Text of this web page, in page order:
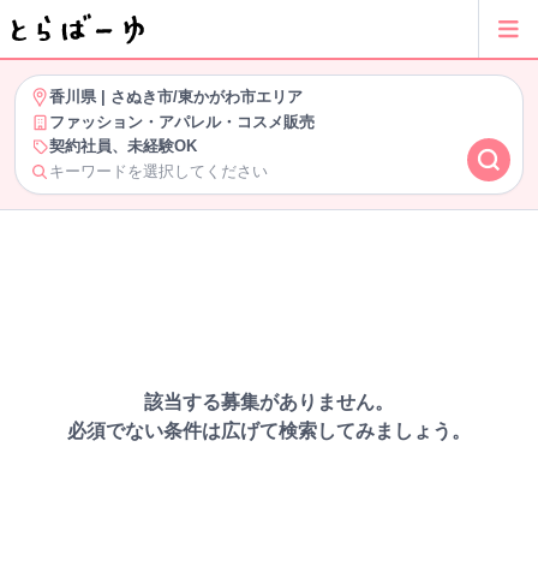
香川県| さぬき市/東かがわ市エリア
ファッション・アパレル・コスメ販売
契約社員、未経験OK
キーワードを選択してください
該当する募集がありません。
必須でない条件は広げて検索してみましょう。